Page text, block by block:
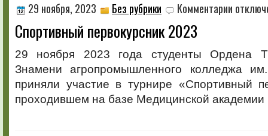
29 ноября, 2023 Без рубрики Комментарии записи
Спортивный первокурсник 2023
29 ноября 2023 года студенты Ордена
Знамени агропромышленного колледжа
приняли участие в турнире «Спортивный
проходившем на базе Медицинской академии